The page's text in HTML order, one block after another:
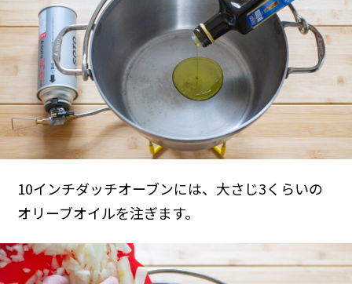
10インチダッチオーブンには、大さじ3くらいの
オリーブオイルを注ぎます。